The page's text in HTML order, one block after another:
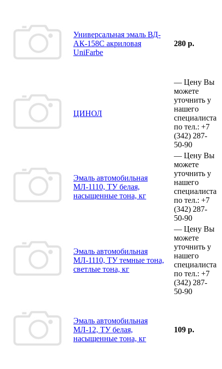
Универсальная эмаль ВД-
АК-158С акриловая
UniFarbe
280 р.
ЦИНОЛ
— Цену Вы
можете
уточнить у
нашего
специалиста
по тел.: +7
(342) 287-
50-90
Эмаль автомобильная
МЛ-1110, ТУ белая,
насыщенные тона, кг
— Цену Вы
можете
уточнить у
нашего
специалиста
по тел.: +7
(342) 287-
50-90
Эмаль автомобильная
МЛ-1110, ТУ темные тона,
светлые тона, кг
— Цену Вы
можете
уточнить у
нашего
специалиста
по тел.: +7
(342) 287-
50-90
Эмаль автомобильная
МЛ-12, ТУ белая,
насыщенные тона, кг
109 р.